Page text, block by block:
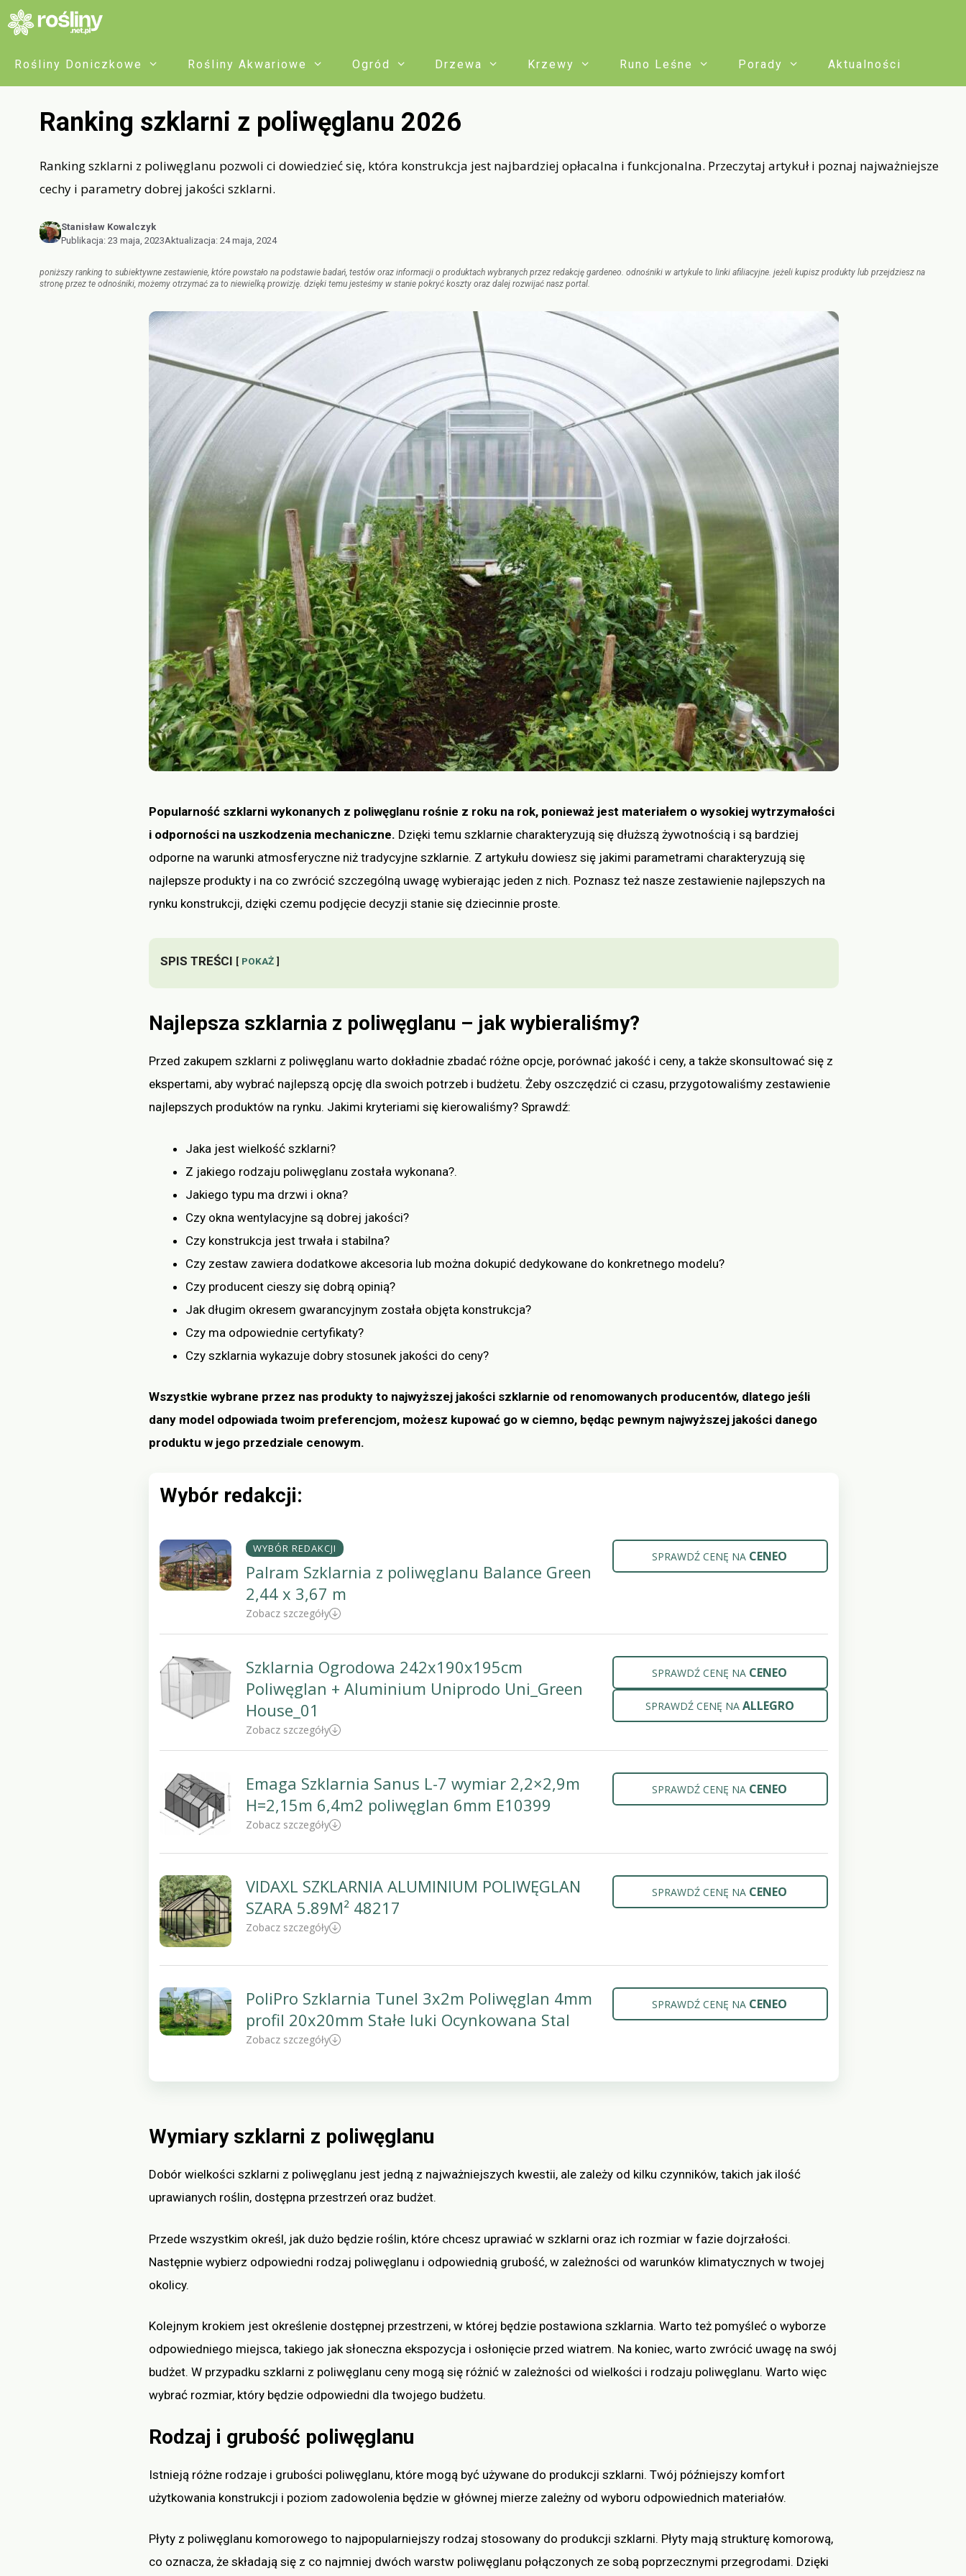
Przejdź
do
treściRośliny Doniczkowe Rośliny Akwariowe Ogród Drzewa Krzewy Runo Leśne Porady Aktualności
Ranking szklarni z poliwęglanu 2026
Ranking szklarni z poliwęglanu pozwoli ci dowiedzieć się, która konstrukcja jest najbardziej opłacalna i funkcjonalna. Przeczytaj artykuł i poznaj najważniejsze
cechy i parametry dobrej jakości szklarni.
Stanisław Kowalczyk
Publikacja: 23 maja, 2023Aktualizacja: 24 maja, 2024
poniższy ranking to subiektywne zestawienie, które powstało na podstawie badań, testów oraz informacji o produktach wybranych przez redakcję gardeneo. odnośniki w artykule to linki afiliacyjne. jeżeli kupisz produkty lub przejdziesz na
stronę przez te odnośniki, możemy otrzymać za to niewielką prowizję. dzięki temu jesteśmy w stanie pokryć koszty oraz dalej rozwijać nasz portal.
Popularność szklarni wykonanych z poliwęglanu rośnie z roku na rok, ponieważ jest materiałem o wysokiej wytrzymałości
i odporności na uszkodzenia mechaniczne. Dzięki temu szklarnie charakteryzują się dłuższą żywotnością i są bardziej
odporne na warunki atmosferyczne niż tradycyjne szklarnie. Z artykułu dowiesz się jakimi parametrami charakteryzują się
najlepsze produkty i na co zwrócić szczególną uwagę wybierając jeden z nich. Poznasz też nasze zestawienie najlepszych na
rynku konstrukcji, dzięki czemu podjęcie decyzji stanie się dziecinnie proste.
SPIS TREŚCI POKAŻ
Najlepsza szklarnia z poliwęglanu – jak wybieraliśmy?
Przed zakupem szklarni z poliwęglanu warto dokładnie zbadać różne opcje, porównać jakość i ceny, a także skonsultować się z
ekspertami, aby wybrać najlepszą opcję dla swoich potrzeb i budżetu. Żeby oszczędzić ci czasu, przygotowaliśmy zestawienie
najlepszych produktów na rynku. Jakimi kryteriami się kierowaliśmy? Sprawdź:
Jaka jest wielkość szklarni?
Z jakiego rodzaju poliwęglanu została wykonana?.
Jakiego typu ma drzwi i okna?
Czy okna wentylacyjne są dobrej jakości?
Czy konstrukcja jest trwała i stabilna?
Czy zestaw zawiera dodatkowe akcesoria lub można dokupić dedykowane do konkretnego modelu?
Czy producent cieszy się dobrą opinią?
Jak długim okresem gwarancyjnym została objęta konstrukcja?
Czy ma odpowiednie certyfikaty?
Czy szklarnia wykazuje dobry stosunek jakości do ceny?
Wszystkie wybrane przez nas produkty to najwyższej jakości szklarnie od renomowanych producentów, dlatego jeśli
dany model odpowiada twoim preferencjom, możesz kupować go w ciemno, będąc pewnym najwyższej jakości danego
produktu w jego przedziale cenowym.
Wybór redakcji:
WYBÓR REDAKCJI
Palram Szklarnia z poliwęglanu Balance Green
2,44 x 3,67 m
Zobacz szczegóły
SPRAWDŹ CENĘ NA CENEO
Szklarnia Ogrodowa 242x190x195cm
Poliwęglan + Aluminium Uniprodo Uni_Green
House_01
Zobacz szczegóły
SPRAWDŹ CENĘ NA CENEO
SPRAWDŹ CENĘ NA ALLEGRO
Emaga Szklarnia Sanus L-7 wymiar 2,2×2,9m
H=2,15m 6,4m2 poliwęglan 6mm E10399
Zobacz szczegóły
SPRAWDŹ CENĘ NA CENEO
VIDAXL SZKLARNIA ALUMINIUM POLIWĘGLAN
SZARA 5.89M² 48217
Zobacz szczegóły
SPRAWDŹ CENĘ NA CENEO
PoliPro Szklarnia Tunel 3x2m Poliwęglan 4mm
profil 20x20mm Stałe luki Ocynkowana Stal
Zobacz szczegóły
SPRAWDŹ CENĘ NA CENEO
Wymiary szklarni z poliwęglanu
Dobór wielkości szklarni z poliwęglanu jest jedną z najważniejszych kwestii, ale zależy od kilku czynników, takich jak ilość
uprawianych roślin, dostępna przestrzeń oraz budżet.
Przede wszystkim określ, jak dużo będzie roślin, które chcesz uprawiać w szklarni oraz ich rozmiar w fazie dojrzałości.
Następnie wybierz odpowiedni rodzaj poliwęglanu i odpowiednią grubość, w zależności od warunków klimatycznych w twojej
okolicy.
Kolejnym krokiem jest określenie dostępnej przestrzeni, w której będzie postawiona szklarnia. Warto też pomyśleć o wyborze
odpowiedniego miejsca, takiego jak słoneczna ekspozycja i osłonięcie przed wiatrem. Na koniec, warto zwrócić uwagę na swój
budżet. W przypadku szklarni z poliwęglanu ceny mogą się różnić w zależności od wielkości i rodzaju poliwęglanu. Warto więc
wybrać rozmiar, który będzie odpowiedni dla twojego budżetu.
Rodzaj i grubość poliwęglanu
Istnieją różne rodzaje i grubości poliwęglanu, które mogą być używane do produkcji szklarni. Twój późniejszy komfort
użytkowania konstrukcji i poziom zadowolenia będzie w głównej mierze zależny od wyboru odpowiednich materiałów.
Płyty z poliwęglanu komorowego to najpopularniejszy rodzaj stosowany do produkcji szklarni. Płyty mają strukturę komorową,
co oznacza, że składają się z co najmniej dwóch warstw poliwęglanu połączonych ze sobą poprzecznymi przegrodami. Dzięki